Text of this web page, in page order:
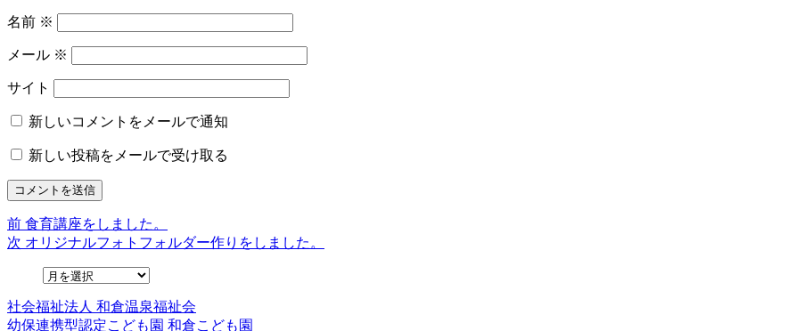
名前 ※
メール ※
サイト
新しいコメントをメールで通知
新しい投稿をメールで受け取る
投
稿
ビ
前 前
の
食育講座をしました。
次 次
稿:
オリジナルフォトフォルダー作りをしました。
社会福祉法人 和倉温泉福祉会
幼保連携型認定こども園 和倉こども園